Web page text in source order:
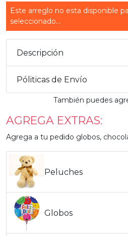
Este arreglo no esta disponible
seleccionado...
Descripción
Póliticas de Envío
También puedes
AGREGA EXTRAS:
Agrega a tu pedido globos,
Peluches
Globos